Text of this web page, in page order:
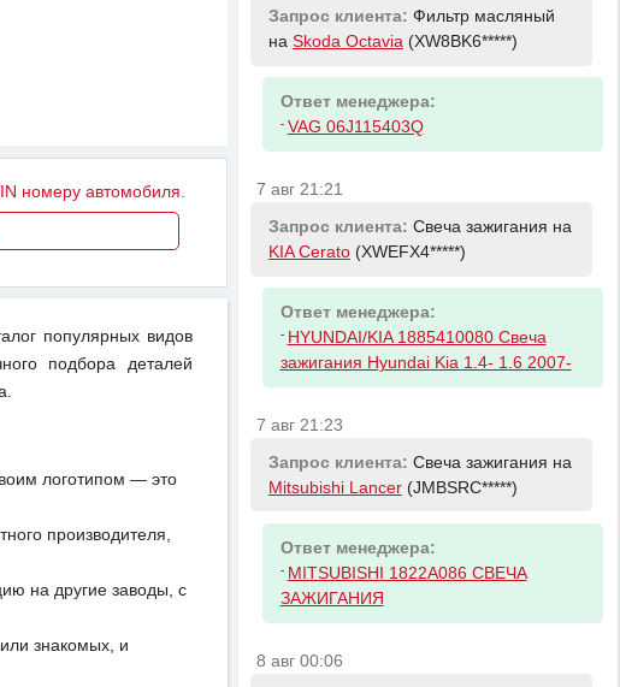
номеру автомобиля.
популярных видов
подбора деталей
логотипом — это
производителя,
на другие заводы, с
знакомых, и
Запрос клиента: Фильтр масляный
на Skoda Octavia (XW8BK6*****)
Ответ менеджера:
- VAG 06J115403Q
7 авг 21:21
Запрос клиента: Свеча зажигания на
KIA Cerato(XWEFX4*****)
Ответ менеджера:
- HYUNDAI/KIA 1885410080 Свеча
зажигания Hyundai Kia 1.4- 1.6 2007-
7 авг 21:23
Запрос клиента: Свеча зажигания на
Mitsubishi Lancer(JMBSRC*****)
Ответ менеджера:
- MITSUBISHI 1822A086 СВЕЧА
ЗАЖИГАНИЯ
8 авг 00:06